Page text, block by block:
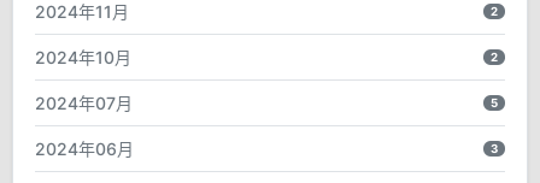
2024年11月 2
2024年10月 2
2024年07月 5
2024年06月 3